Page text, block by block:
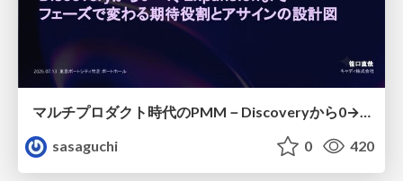
マルチプロダクト時代のPMM－Discoveryから0→1、Expansionまで フェーズで変わる期待役割とアサインの設計図
sasaguchi
0 420